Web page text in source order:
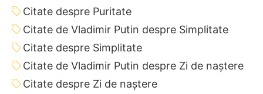
Citate despre Puritate
Citate de Vladimir Putin despre Simplitate
Citate despre Simplitate
Citate de Vladimir Putin despre Zi de naștere
Citate despre Zi de naștere